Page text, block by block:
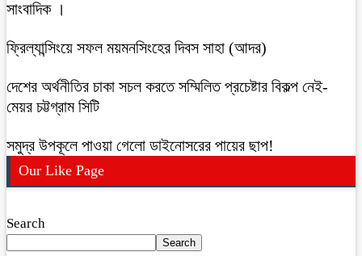
সাংবাদিক ।
ফ্রিল্যান্সিংয়ে সফল ময়মনসিংহের দিবস সাহা (আদর)
দেশের অর্থনীতির চাকা সচল করতে সম্মিলিত প্রচেষ্টার বিকল্প নেই-
মেয়র চট্টগ্রাম সিটি
সমুদ্র উপকূলে পাওয়া গেলো ডাইনোসরের পায়ের ছাপ!
Our Like Page
Search
Search